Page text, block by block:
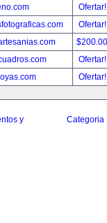
y
Categoria